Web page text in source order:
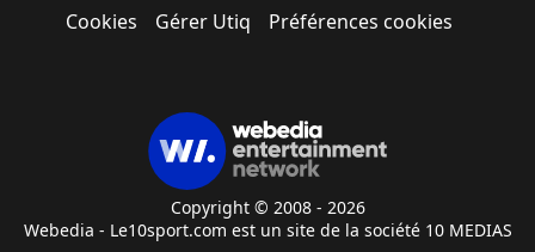
Cookies Gérer Utiq Préférences cookies
Copyright © 2008 - 2026
Webedia - Le10sport.com est un site de la société 10 MEDIAS